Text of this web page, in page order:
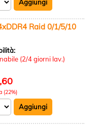
Raid 0/1/5/10
(2/4 giorni lav.)
(22%)